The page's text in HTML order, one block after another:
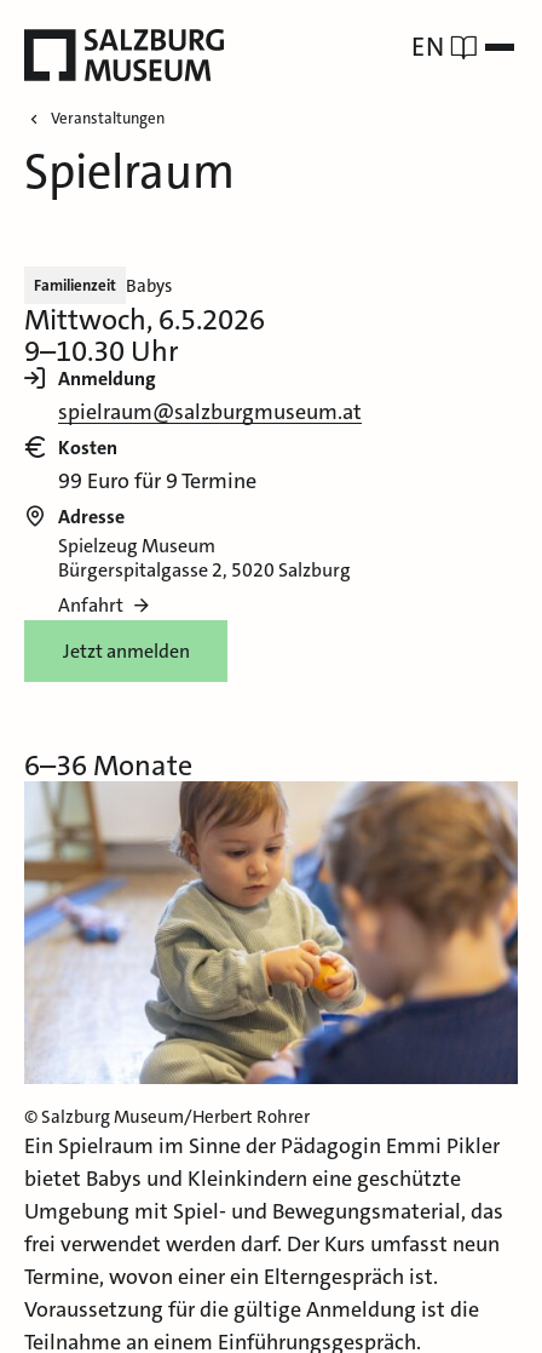
EN
Veranstaltungen
Spielraum
Familienzeit Babys
Mittwoch, 6.5.2026
9–10.30 Uhr
Anmeldung
spielraum@salzburgmuseum.at
Kosten
99 Euro für 9 Termine
Adresse
Spielzeug Museum
Bürgerspitalgasse 2, 5020 Salzburg
Anfahrt
Jetzt anmelden
6–36 Monate
© Salzburg Museum/Herbert Rohrer
Ein Spielraum im Sinne der Pädagogin Emmi Pikler
bietet Babys und Kleinkindern eine geschützte
Umgebung mit Spiel- und Bewegungsmaterial, das
frei verwendet werden darf. Der Kurs umfasst neun
Termine, wovon einer ein Elterngespräch ist.
Voraussetzung für die gültige Anmeldung ist die
Teilnahme an einem Einführungsgespräch.